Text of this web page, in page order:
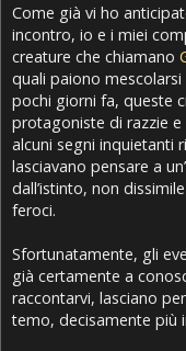
Come già vi ho
incontro, io e i miei
creature che chiamano
quali paiono
pochi giorni fa, queste
protagoniste di razzie
alcuni segni inquietanti
lasciavano pensare a
dall’istinto, non
feroci.
Sfortunatamente, gli
già certamente a
raccontarvi, lasciano
temo, decisamente più